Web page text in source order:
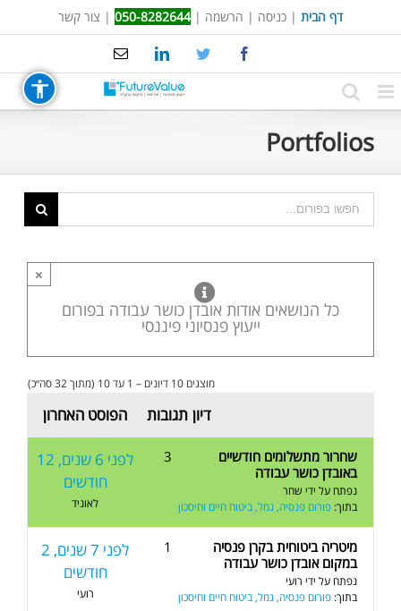
to
דף הבית | כניסה | הרשמה |
050-8282644
| צור קשר
Facebook
Twitter
LinkedIn
Email
Portfolios
×
כל הנושאים אודות אובדן כושר עבודה בפורום
ייעוץ פנסיוני פיננסי
מוצגים 10 דיונים – 1 עד 10 (מתוך 32 סה״כ)
דיון תגובות הפוסט האחרון
שחרור מתשלומים חודשיים
באובדן כושר עבודה
נפתח על ידי שחר
בתוך: פורום פנסיה, גמל, ביטוח חיים וחיסכון
3
לפני 6 שנים, 12
חודשים
לאוניד
מיטריה ביטוחית בקרן פנסיה
במקום אובדן כושר עבודה
נפתח על ידי רועי
בתוך: פורום פנסיה, גמל, ביטוח חיים וחיסכון
1
לפני 7 שנים, 2
חודשים
רועי